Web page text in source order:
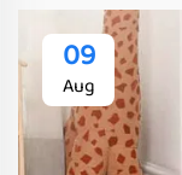
09
Aug